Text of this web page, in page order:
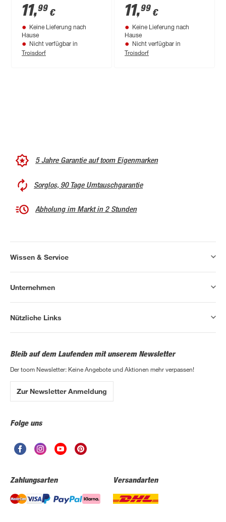
cm Topf
11,99 €
Keine Lieferung nach
Hause
Nicht verfügbar in
Troisdorf
cm Topf
11,99 €
Keine Lieferung nach
Hause
Nicht verfügbar in
Troisdorf
5 Jahre Garantie auf toom Eigenmarken
Sorglos, 90 Tage Umtauschgarantie
Abholung im Markt in 2 Stunden
Wissen & Service
Unternehmen
Nützliche Links
Bleib auf dem Laufenden mit unserem Newsletter
Der toom Newsletter: Keine Angebote und Aktionen mehr verpassen!
Zur Newsletter Anmeldung
Folge uns
Zahlungsarten Versandarten